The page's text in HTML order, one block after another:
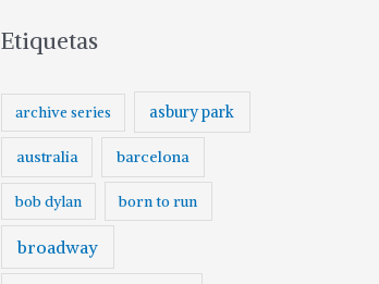
Etiquetas
archive series asbury park
australia barcelona
bob dylan born to run
broadway